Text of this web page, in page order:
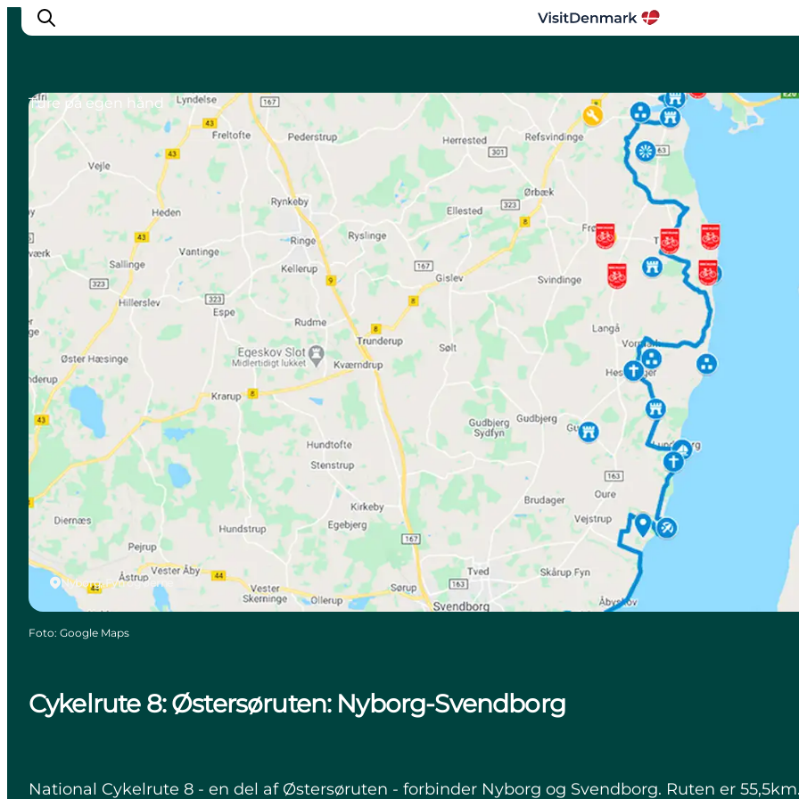
Inspiration
Destinationer
Oplevelser
Overnatning
Planlæg ferien
Cykelrute 8: Østersøruten: Nyborg-Svendborg
National Cykelrute 8 - en del af Østersøruten - forbinder Nyborg og Svendborg. Ruten er
Nyborg, Fyn og øerne
Ture på egen hånd
Foto: Google Maps